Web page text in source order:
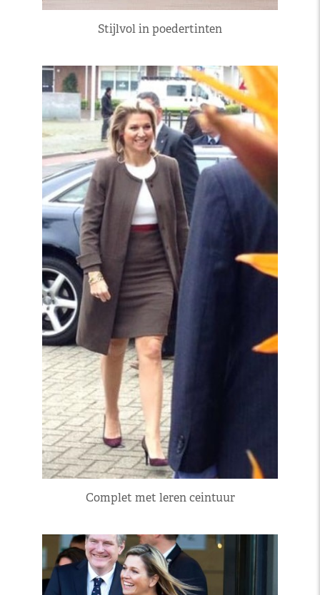
Stijlvol in poedertinten
Complet met leren ceintuur